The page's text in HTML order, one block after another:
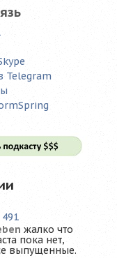
Telegram
жалко что
пока нет,
выпущенные.